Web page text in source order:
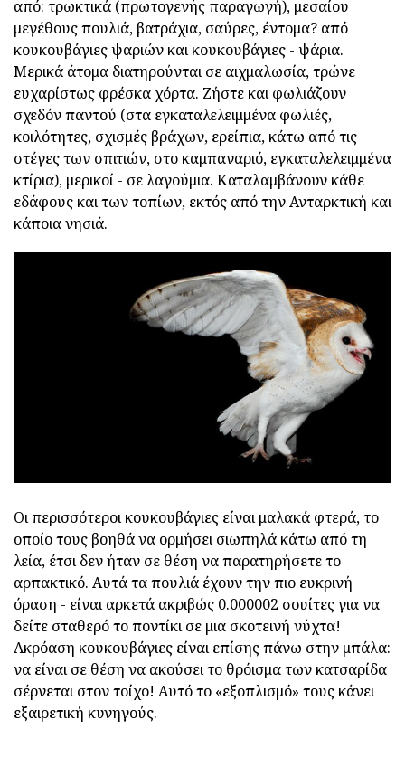
από: τρωκτικά (πρωτογενής παραγωγή), μεσαίου
μεγέθους πουλιά, βατράχια, σαύρες, έντομα? από
κουκουβάγιες ψαριών και κουκουβάγιες - ψάρια.
Μερικά άτομα διατηρούνται σε αιχμαλωσία, τρώνε
ευχαρίστως φρέσκα χόρτα. Ζήστε και φωλιάζουν
σχεδόν παντού (στα εγκαταλελειμμένα φωλιές,
κοιλότητες, σχισμές βράχων, ερείπια, κάτω από τις
στέγες των σπιτιών, στο καμπαναριό, εγκαταλελειμμένα
κτίρια), μερικοί - σε λαγούμια. Καταλαμβάνουν κάθε
εδάφους και των τοπίων, εκτός από την Ανταρκτική και
κάποια νησιά.
Οι περισσότεροι κουκουβάγιες είναι μαλακά φτερά, το
οποίο τους βοηθά να ορμήσει σιωπηλά κάτω από τη
λεία, έτσι δεν ήταν σε θέση να παρατηρήσετε το
αρπακτικό. Αυτά τα πουλιά έχουν την πιο ευκρινή
όραση - είναι αρκετά ακριβώς 0.000002 σουίτες για να
δείτε σταθερό το ποντίκι σε μια σκοτεινή νύχτα!
Ακρόαση κουκουβάγιες είναι επίσης πάνω στην μπάλα:
να είναι σε θέση να ακούσει το θρόισμα των κατσαρίδα
σέρνεται στον τοίχο! Αυτό το «εξοπλισμό» τους κάνει
εξαιρετική κυνηγούς.